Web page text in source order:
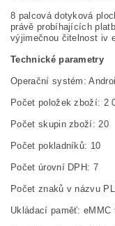
8 palcová dotyková
právě probíhajících
výjimečnou čitelnost iv
Technické parametry
Operační systém:
Počet položek zboží: 2
Počet skupin zboží: 20
Počet pokladníků: 10
Počet úrovní DPH: 7
Počet znaků v názvu
Ukládací paměť: eMMC